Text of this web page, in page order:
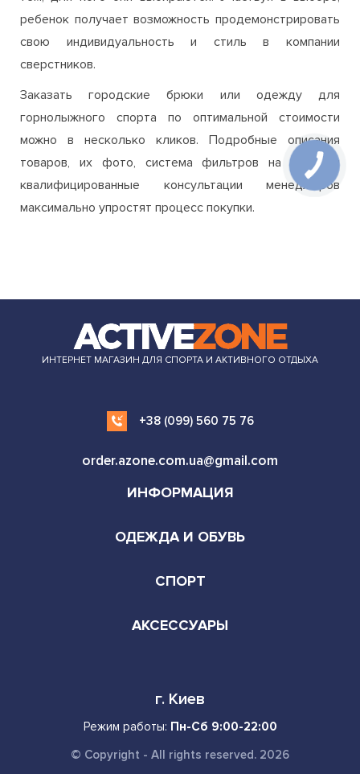
ребенок получает возможность продемонстрировать
свою индивидуальность и стиль в компании
сверстников.
Заказать городские брюки или одежду для
горнолыжного спорта по оптимальной стоимости
можно в несколько кликов. Подробные описания
товаров, их фото, система фильтров на сайте и
квалифицированные консультации менеджеров
максимально упростят процесс покупки.
ИНТЕРНЕТ МАГАЗИН ДЛЯ СПОРТА И АКТИВНОГО ОТДЫХА
+38 (099) 560 75 76
order.azone.com.ua@gmail.com
ИНФОРМАЦИЯ
ОДЕЖДА И ОБУВЬ
СПОРТ
АКСЕССУАРЫ
г. Киев
Режим работы: Пн-Сб 9:00-22:00
© Copyright - All rights reserved. 2026